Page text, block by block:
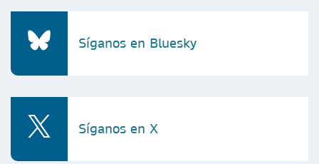
Síganos en Bluesky
Síganos en X